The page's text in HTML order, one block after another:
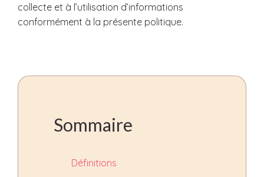
collecte et à l’utilisation d’informations
conformément à la présente politique.
Sommaire
Définitions